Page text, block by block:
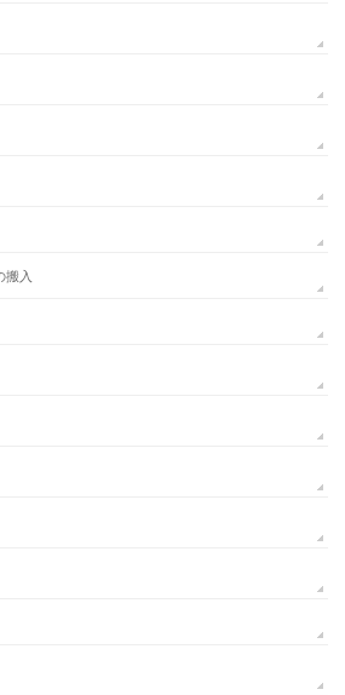
搬入